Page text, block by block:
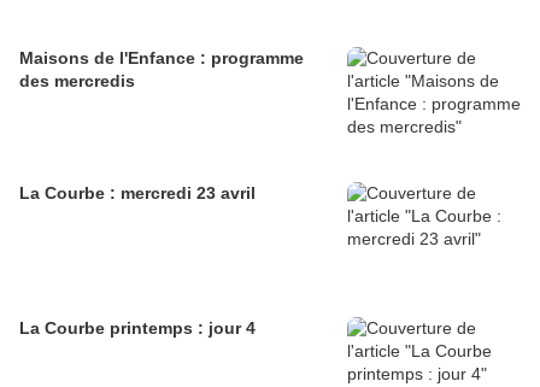
Maisons de l'Enfance : programme
des mercredis
La Courbe : mercredi 23 avril
La Courbe printemps : jour 4